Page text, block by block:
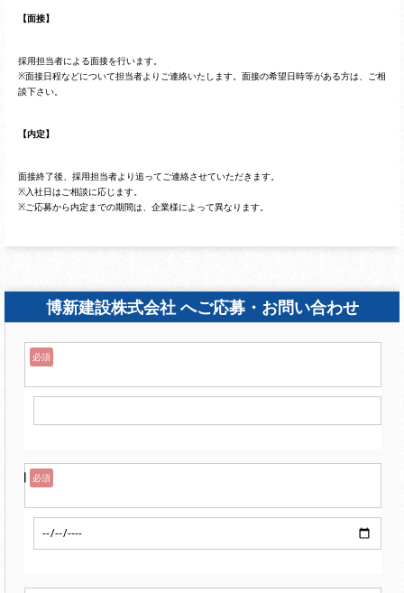
【面接】
採用担当者による面接を行います。
※面接日程などについて担当者よりご連絡いたします。面接の希望日時等がある方は、ご相
談下さい。
【内定】
面接終了後、採用担当者より追ってご連絡させていただきます。
※入社日はご相談に応じます。
※ご応募から内定までの期間は、企業様によって異なります。
博新建設株式会社 へご応募・お問い合わせ
必須
必須
月日